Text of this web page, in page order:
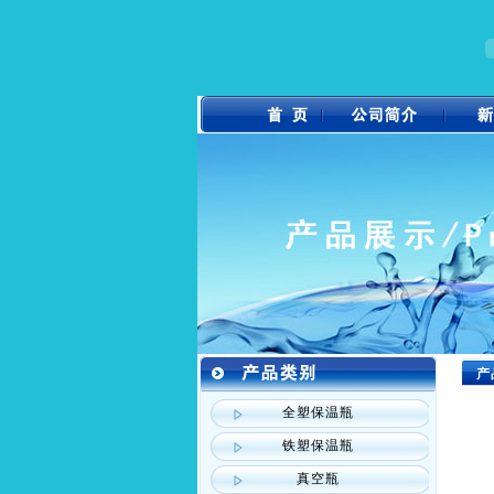
全塑保温瓶
铁塑保温瓶
真空瓶
产